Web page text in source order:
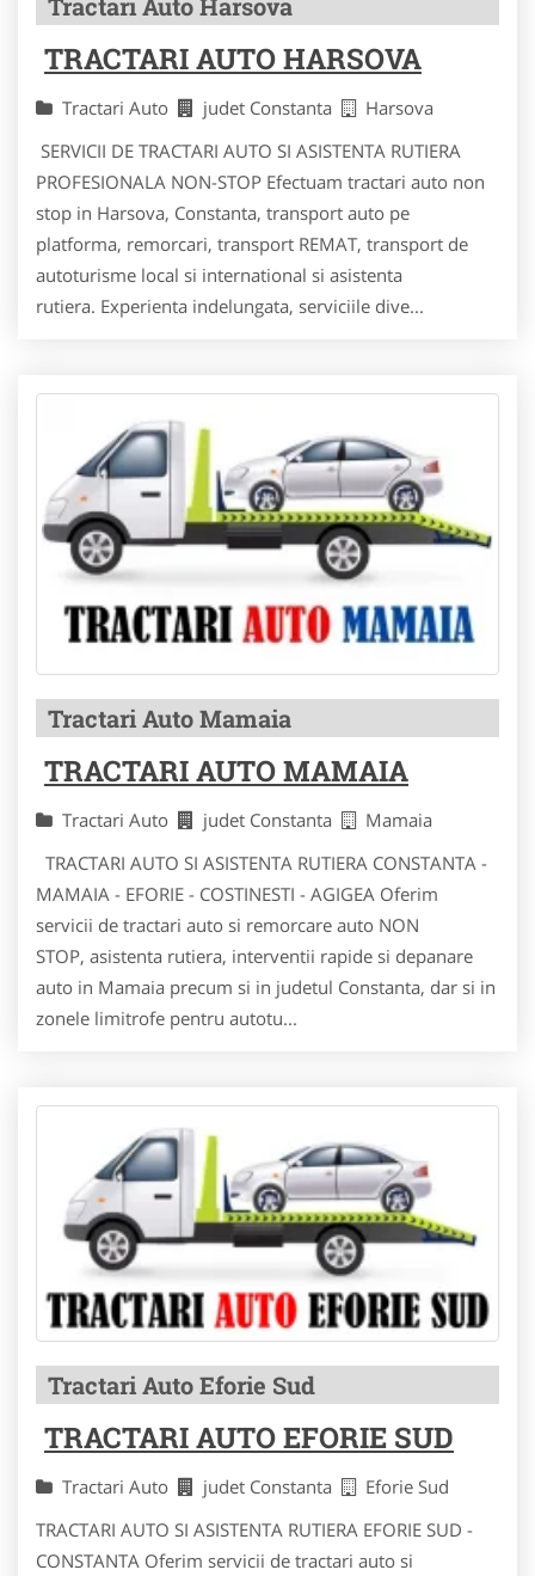
TRACTARI AUTO HARSOVA
Tractari Auto judet Constanta
Harsova
SERVICII DE TRACTARI AUTO SI ASISTENTA RUTIERA
PROFESIONALA NON-STOP Efectuam tractari auto non
stop in Harsova, Constanta, transport auto pe
platforma, remorcari, transport REMAT, transport de
autoturisme local si international si asistenta
rutiera. Experienta indelungata, serviciile dive...
Tractari Auto Mamaia
TRACTARI AUTO MAMAIA
Tractari Auto judet Constanta
Mamaia
TRACTARI AUTO SI ASISTENTA RUTIERA CONSTANTA -
MAMAIA - EFORIE - COSTINESTI - AGIGEA Oferim
servicii de tractari auto si remorcare auto NON
STOP, asistenta rutiera, interventii rapide si depanare
auto in Mamaia precum si in judetul Constanta, dar si in
zonele limitrofe pentru autotu...
Tractari Auto Eforie Sud
TRACTARI AUTO EFORIE SUD
Tractari Auto judet Constanta
Eforie Sud
TRACTARI AUTO SI ASISTENTA RUTIERA EFORIE SUD -
CONSTANTA Oferim servicii de tractari auto si